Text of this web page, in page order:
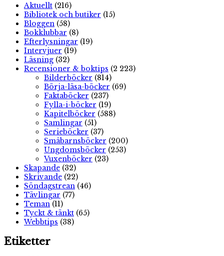
Aktuellt (216)
Bibliotek och butiker (15)
Bloggen (58)
Bokklubbar (8)
Efterlysningar (19)
Intervjuer (19)
Läsning (32)
Recensioner & boktips (2 223)
Bilderböcker (814)
Börja-läsa-böcker (69)
Faktaböcker (237)
Fylla-i-böcker (19)
Kapitelböcker (588)
Samlingar (51)
Serieböcker (37)
Småbarnsböcker (200)
Ungdomsböcker (253)
Vuxenböcker (23)
Skapande (32)
Skrivande (22)
Söndagstrean (46)
Tävlingar (77)
Teman (11)
Tyckt & tänkt (65)
Webbtips (38)
Etiketter